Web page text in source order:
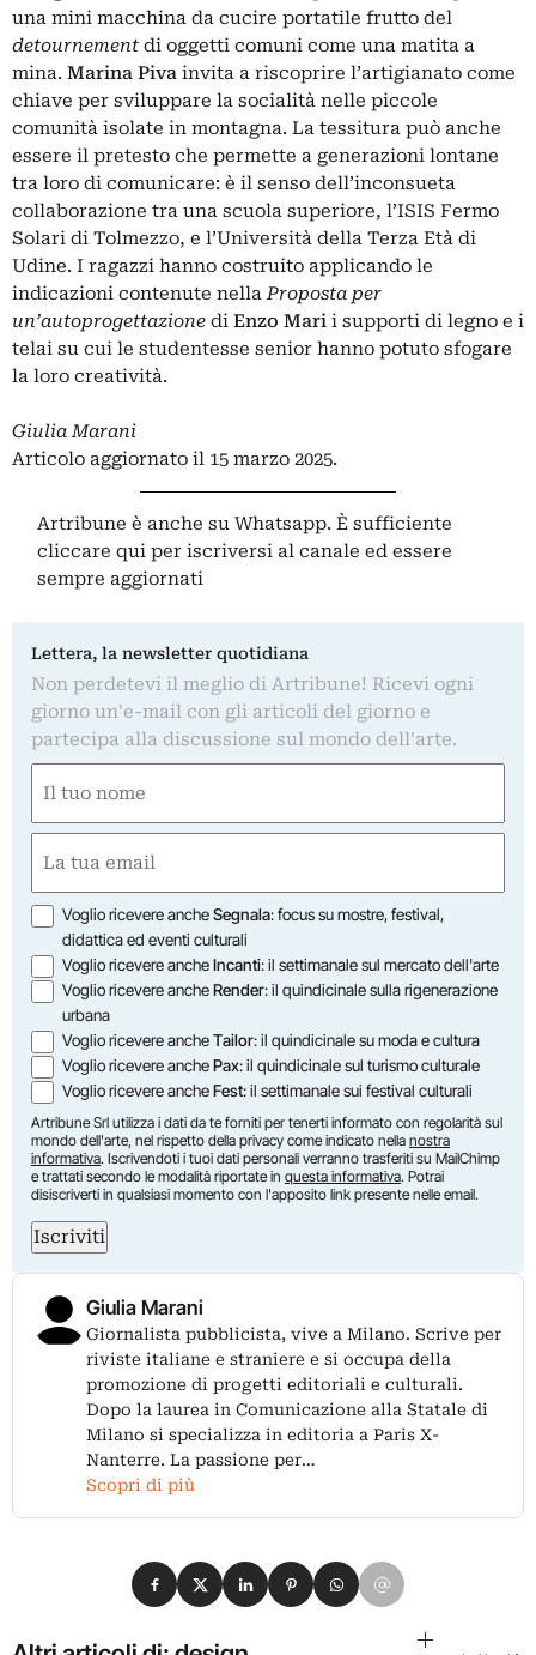
una mini macchina da cucire portatile frutto del
detournement di oggetti comuni come una matita a
mina. Marina Piva invita a riscoprire l’artigianato come
chiave per sviluppare la socialità nelle piccole
comunità isolate in montagna. La tessitura può anche
essere il pretesto che permette a generazioni lontane
tra loro di comunicare: è il senso dell’inconsueta
collaborazione tra una scuola superiore, l’ISIS Fermo
Solari di Tolmezzo, e l’Università della Terza Età di
Udine. I ragazzi hanno costruito applicando le
indicazioni contenute nellaProposta per
un’autoprogettazione di Enzo Mari i supporti di legno e i
telai su cui le studentesse senior hanno potuto sfogare
la loro creatività.
Giulia Marani
Articolo aggiornato il 15 marzo 2025.
Artribune è anche su Whatsapp. È sufficiente
cliccare qui per iscriversi al canale ed essere
sempre aggiornati
Lettera, la newsletter quotidiana
Non perdetevi il meglio di Artribune! Ricevi ogni
giorno un'e-mail con gli articoli del giorno e
partecipa alla discussione sul mondo dell'arte.
(Required)
(Required)
Opzioni
Voglio ricevere ancheSegnala: focus su mostre, festival,
didattica ed eventi culturali
Voglio ricevere ancheIncanti: il settimanale sul mercato dell'arte
Voglio ricevere ancheRender: il quindicinale sulla rigenerazione
urbana
Voglio ricevere ancheTailor: il quindicinale su moda e cultura
Voglio ricevere anchePax: il quindicinale sul turismo culturale
Voglio ricevere ancheFest: il settimanale sui festival culturali
Artribune Srl utilizza i dati da te forniti per tenerti informato con regolarità sul
mondo dell'arte, nel rispetto della privacy come indicato nella nostra
informativa. Iscrivendoti i tuoi dati personali verranno trasferiti su MailChimp
e trattati secondo le modalità riportate in questa informativa. Potrai
disiscriverti in qualsiasi momento con l'apposito link presente nelle email.
Iscriviti
Giulia Marani
Giornalista pubblicista, vive a Milano. Scrive per
riviste italiane e straniere e si occupa della
promozione di progetti editoriali e culturali.
Dopo la laurea in Comunicazione alla Statale di
Milano si specializza in editoria a Paris X-
Nanterre. La passione per…
Scopri di più
Condividi su Facebook
Condividi su X
Condividi su LinkedIn
Condividi su Pinterest
Condividi su WhatsApp
Condividi su Email